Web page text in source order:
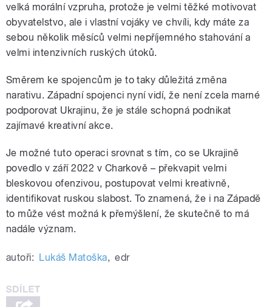
velká morální vzpruha, protože je velmi těžké motivovat
obyvatelstvo, ale i vlastní vojáky ve chvíli, kdy máte za
sebou několik měsíců velmi nepříjemného stahování a
velmi intenzivních ruských útoků.
Směrem ke spojencům je to taky důležitá změna
narativu. Západní spojenci nyní vidí, že není zcela marné
podporovat Ukrajinu, že je stále schopná podnikat
zajímavé kreativní akce.
Je možné tuto operaci srovnat s tím, co se Ukrajině
povedlo v září 2022 v Charkově – překvapit velmi
bleskovou ofenzivou, postupovat velmi kreativně,
identifikovat ruskou slabost. To znamená, že i na Západě
to může vést možná k přemýšlení, že skutečně to má
nadále význam.
autoři: Lukáš Matoška, edr